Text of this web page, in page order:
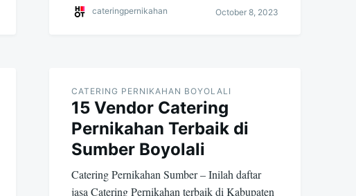
cateringpernikahan October 8, 2023
CATERING PERNIKAHAN BOYOLALI
15 Vendor Catering
Pernikahan Terbaik di
Sumber Boyolali
Catering Pernikahan Sumber – Inilah daftar
jasa Catering Pernikahan terbaik di Kabupaten